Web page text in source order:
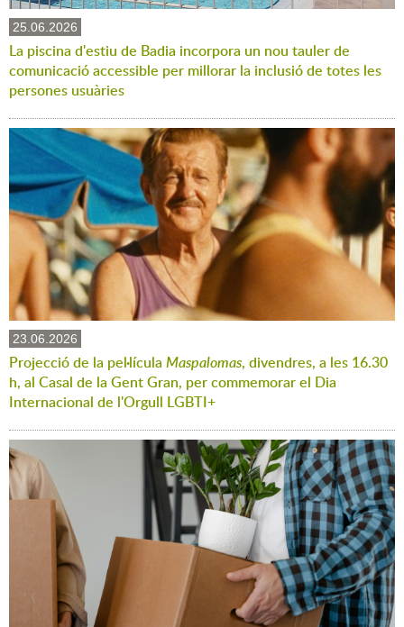
25.06.2026
La piscina d'estiu de Badia incorpora un nou tauler de
comunicació accessible per millorar la inclusió de totes les
persones usuàries
23.06.2026
Projecció de la pel·lícula Maspalomas, divendres, a les 16.30
h, al Casal de la Gent Gran, per commemorar el Dia
Internacional de l'Orgull LGBTI+